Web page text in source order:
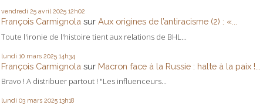
vendredi 25 avril 2025 12h02
François Carmignola sur Aux origines de l’antiracisme (2) : «...
Toute l'ironie de l'histoire tient aux relations de BHL...
lundi 10 mars 2025 14h34
François Carmignola sur Macron face à la Russie : halte à la paix !...
Bravo ! A distribuer partout ! "Les influenceurs...
lundi 03 mars 2025 13h18